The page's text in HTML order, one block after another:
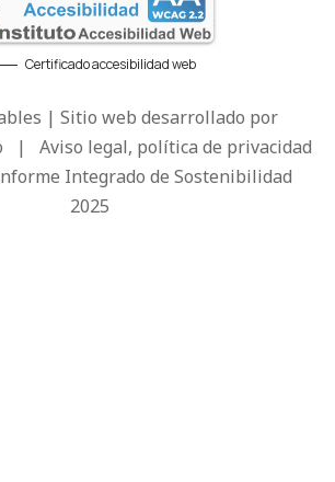
Certificado accesibilidad web
| Sitio web desarrollado por
| Aviso legal, política de privacidad
Integrado de Sostenibilidad
2025